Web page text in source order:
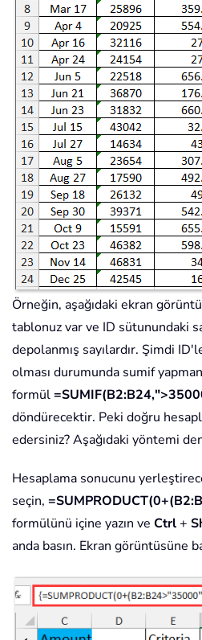
Örneğin, aşağıdaki ekran
tablonuz var ve ID sütunundaki
depolanmış sayılardır. Şimdi
olması durumunda sumif
formül
döndürecektir. Peki doğru
edersiniz? Aşağıdaki yöntemi
Hesaplama sonucunu
seçin,
formülünü içine yazın ve Ctrl+
anda basın. Ekran görüntüsüne